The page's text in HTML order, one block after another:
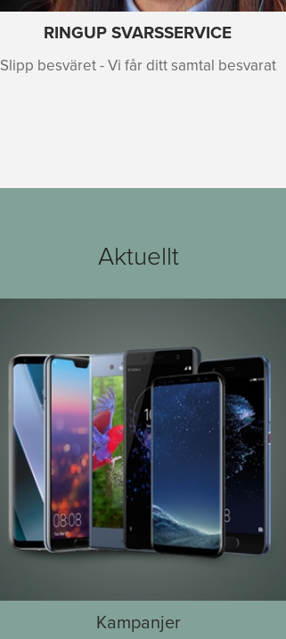
RINGUP SVARSSERVICE
Slipp besväret - Vi får ditt samtal besvarat
Aktuellt
Kampanjer